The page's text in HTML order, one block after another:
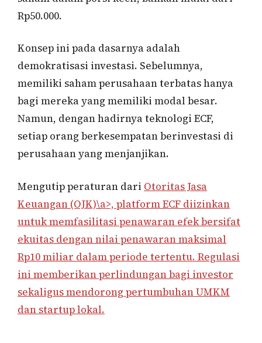
Rp50.000.
Konsep ini pada dasarnya adalah
demokratisasi investasi. Sebelumnya,
memiliki saham perusahaan terbatas hanya
bagi mereka yang memiliki modal besar.
Namun, dengan hadirnya teknologi ECF,
setiap orang berkesempatan berinvestasi di
perusahaan yang menjanjikan.
Mengutip peraturan dari Otoritas Jasa
Keuangan (OJK)\a>, platform ECF diizinkan
untuk memfasilitasi penawaran efek bersifat
ekuitas dengan nilai penawaran maksimal
Rp10 miliar dalam periode tertentu. Regulasi
ini memberikan perlindungan bagi investor
sekaligus mendorong pertumbuhan UMKM
dan startup lokal.